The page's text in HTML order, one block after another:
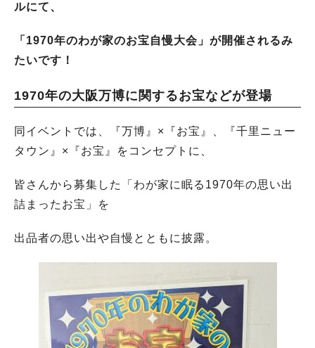
ルにて、
「1970年のわが家のお宝自慢大会」が開催されるみ
たいです！
1970年の大阪万博に関するお宝などが登場
同イベントでは、『万博』×『お宝』、『千里ニュー
タウン』×『お宝』をコンセプトに、
皆さんから募集した「わが家に眠る1970年の思い出
詰まったお宝」を
出品者の思い出や自慢とともに披露。